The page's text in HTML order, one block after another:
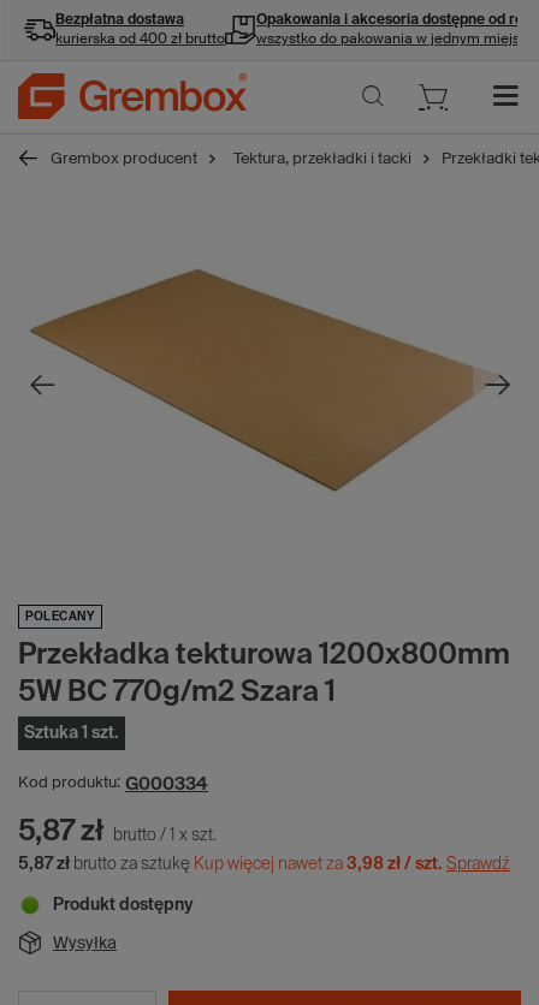
Bezpłatna dostawa
kurierska od 400 zł brutto
Opakowania i akcesoria dostępne od ręki
wszystko do pakowania w jednym miejscu
Grembox producent Tektura, przekładki i tacki Przekładki
POLECANY
Przekładka tekturowa 1200x800mm
5W BC 770g/m2 Szara 1
Sztuka 1 szt.
Kod produktu: G000334
5,87 zł brutto / x szt.
5,87 zł brutto za sztukę Kup więcej nawet za 3,98 zł / szt. Sprawdź
Produkt dostępny
Wysyłka